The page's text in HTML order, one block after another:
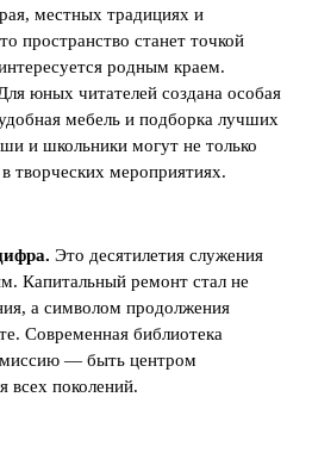
местных традициях и
пространство станет точкой
родным краем.
юных читателей создана особая
мебель и подборка лучших
и школьники могут не только
творческих мероприятиях.
Это десятилетия служения
Капитальный ремонт стал не
а символом продолжения
Современная библиотека
миссию — быть центром
всех поколений.